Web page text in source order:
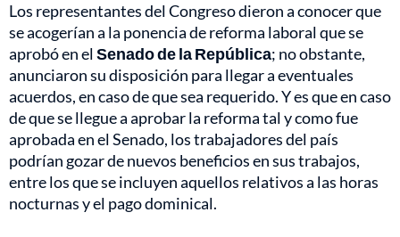
Los representantes del Congreso dieron a conocer que
se acogerían a la ponencia de reforma laboral que se
aprobó en elSenado de la República; no obstante,
anunciaron su disposición para llegar a eventuales
acuerdos, en caso de que sea requerido. Y es que en caso
de que se llegue a aprobar la reforma tal y como fue
aprobada en el Senado, los trabajadores del país
podrían gozar de nuevos beneficios en sus trabajos,
entre los que se incluyen aquellos relativos a las horas
nocturnas y el pago dominical.